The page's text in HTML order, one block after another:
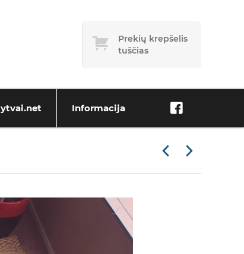
Prekių krepšelis
tuščias
Informacija